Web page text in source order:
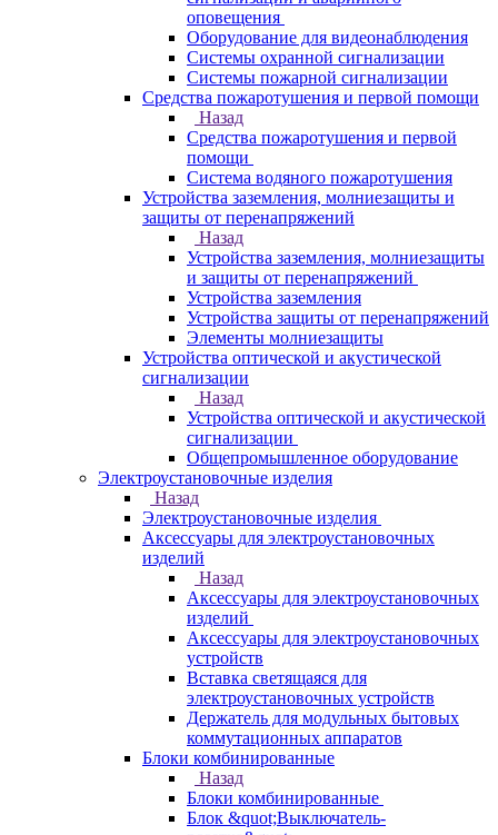
оповещения
Оборудование для видеонаблюдения
Системы охранной сигнализации
Системы пожарной сигнализации
Средства пожаротушения и первой помощи
Назад
Средства пожаротушения и первой
помощи
Система водяного пожаротушения
Устройства заземления, молниезащиты и
защиты от перенапряжений
Назад
Устройства заземления, молниезащиты
и защиты от перенапряжений
Устройства заземления
Устройства защиты от перенапряжений
Элементы молниезащиты
Устройства оптической и акустической
сигнализации
Назад
Устройства оптической и акустической
сигнализации
Общепромышленное оборудование
Электроустановочные изделия
Назад
Электроустановочные изделия
Аксессуары для электроустановочных
изделий
Назад
Аксессуары для электроустановочных
изделий
Аксессуары для электроустановочных
устройств
Вставка светящаяся для
электроустановочных устройств
Держатель для модульных бытовых
коммутационных аппаратов
Блоки комбинированные
Назад
Блоки комбинированные
Блок &quot;Выключатель-